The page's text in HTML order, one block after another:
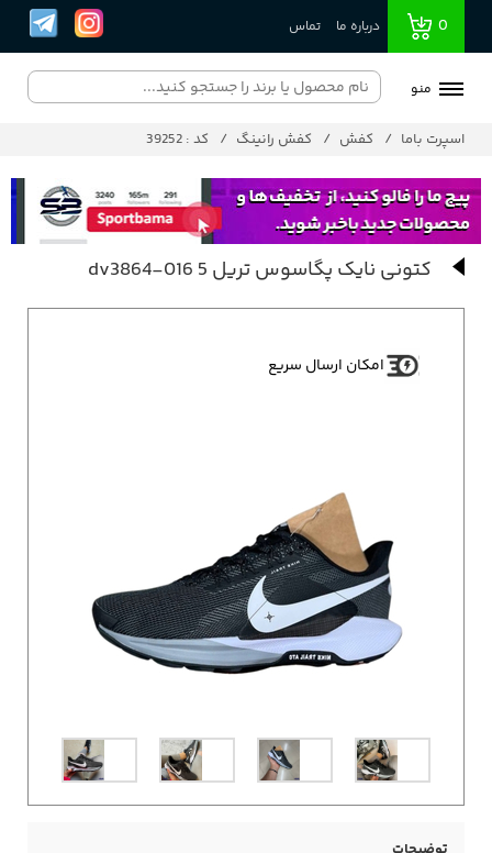
0 درباره ما تماس
منو
اسپرت باما کفش کفش رانینگ کد : 39252
کتونی نایک پگاسوس تریل 5 dv3864-016
امکان ارسال سریع